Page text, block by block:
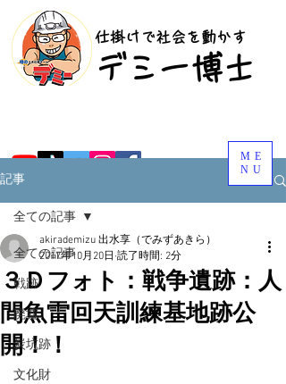
​仕掛けで社会を動かす
​デミー博士
ME
NU
記事
全ての記事
戦跡
廃墟
炭坑跡
文化財
全ての記事
３Ｄフォト：戦争遺跡：人
間魚雷回天訓練基地跡公
開！！
akirademizu 出水享（でみずあきら）
2017年10月20日 読了時間: 2分